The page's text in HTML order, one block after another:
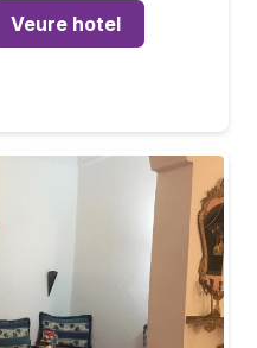
Veure hotel